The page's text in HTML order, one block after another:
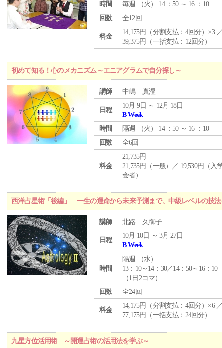
時間
毎週 （火 ） 14 ：50 ～ 16 ：10
回数
全12回
料金
14,175円（分割支払：4回分）×3
39,375円（一括支払：12回分）
初めて知る！心のメカニズム～エニアグラムで自分探し～
講師 中嶋 真澄
日程
10月 9日 ～ 12月 18日
B Week
時間
隔週 （火 ） 14 ：50 ～ 16 ：10
回数
全6回
料金
21,735円
21,735円（一般）／ 19,530円（入
会者）
西洋占星術「後編」 一生の運命から未来予測まで、中級レベルの技法
講師 北路 久御子
日程
10月 10日 ～ 3月 27日
B Week
時間
隔週 （水）
13：10～14：30／14：50～16：10
（1日2コマ）
回数
全24回
料金
14,175円（分割支払：4回分）×6
77,175円（一括支払：24回分）
九星方位活用術 ～開運占術の活用法を学ぶ～